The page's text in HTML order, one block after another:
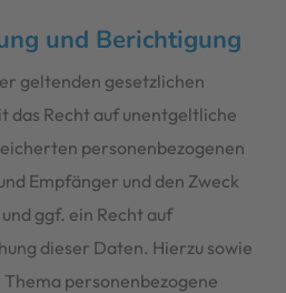
und Berichtigung
geltenden gesetzlichen
das Recht auf unentgeltliche
personenbezogenen
Empfänger und den Zweck
ggf. ein Recht auf
dieser Daten. Hierzu sowie
personenbezogene